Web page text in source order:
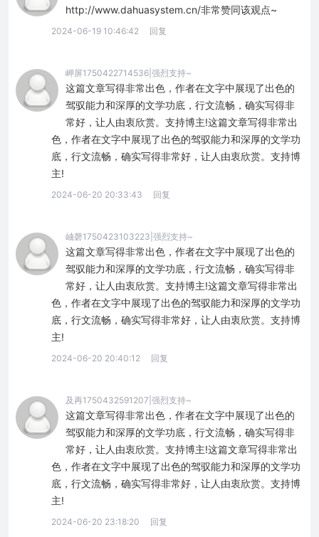
http://www.dahuasystem.cn/非常赞同该观点~
2024-06-19 10:46:42 回复
岬屏1750422714536|强烈支持~
这篇文章写得非常出色，作者在文字中展现了出色的
驾驭能力和深厚的文学功底，行文流畅，确实写得非
常好，让人由衷欣赏。支持博主!这篇文章写得非常出
色，作者在文字中展现了出色的驾驭能力和深厚的文学功
底，行文流畅，确实写得非常好，让人由衷欣赏。支持博
主!
2024-06-20 20:33:43 回复
岫磬1750423103223|强烈支持~
这篇文章写得非常出色，作者在文字中展现了出色的
驾驭能力和深厚的文学功底，行文流畅，确实写得非
常好，让人由衷欣赏。支持博主!这篇文章写得非常出
色，作者在文字中展现了出色的驾驭能力和深厚的文学功
底，行文流畅，确实写得非常好，让人由衷欣赏。支持博
主!
2024-06-20 20:40:12 回复
及再1750432591207|强烈支持~
这篇文章写得非常出色，作者在文字中展现了出色的
驾驭能力和深厚的文学功底，行文流畅，确实写得非
常好，让人由衷欣赏。支持博主!这篇文章写得非常出
色，作者在文字中展现了出色的驾驭能力和深厚的文学功
底，行文流畅，确实写得非常好，让人由衷欣赏。支持博
主!
2024-06-20 23:18:20 回复